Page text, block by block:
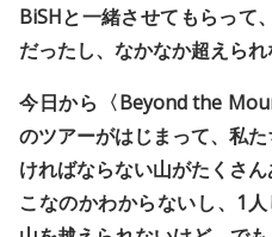
BiSHと一緒させてもらって
だったし、なかなか超えられ
今日から〈Beyond the
のツアーがはじまって、私
ければならない山がたくさ
こなのかわからないし、1